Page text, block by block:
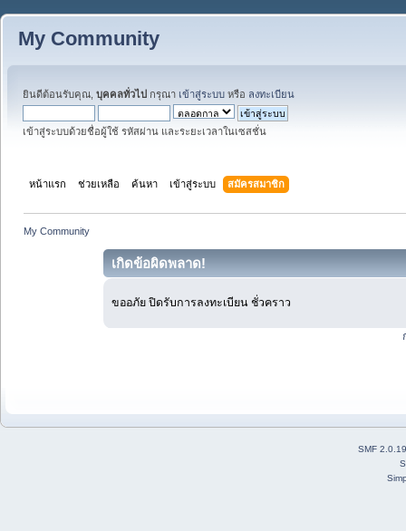
My Community
ยินดีต้อนรับคุณ, บุคคลทั่วไป กรุณา เข้าสู่ระบบ หรือ ลงทะเบียน
เข้าสู่ระบบด้วยชื่อผู้ใช้ รหัสผ่าน และระยะเวลาในเซสชั่น
หน้าแรก ช่วยเหลือ ค้นหา เข้าสู่ระบบ สมัครสมาชิก
My Community
เกิดข้อผิดพลาด!
ขออภัย ปิดรับการลงทะเบียน ชั่วคราว
SMF 2.0.19